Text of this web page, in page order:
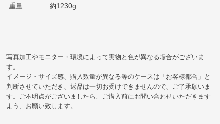
重量 約1230g
写真加工やモニター・環境によって実物と色が異なる場合がございま
す。
イメージ・サイズ感、購入数量が異なる等のケースは「お客様都合」と
判断させていただき、返品は一切お受けできませんので、ご了承願いま
す。ご不明点がございましたら、ご購入前にお問い合わせいただきます
よう、お願い致します。